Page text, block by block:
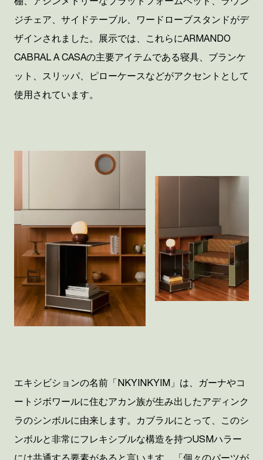
ジチェア、サイドテーブル、ワードローブスタンドがデ
ザインされました。展示では、これらにARMANDO
CABRAL A CASAの主要アイテムである寝具、ブランケ
ット、スリッパ、ピローケースなどがアクセントとして
使用されています。
エキシビションの名前「NKYINKYIM 」は、ガーナやコ
ートジボワールに住むアカン族が生み出したアディンク
ラのシンボルに由来します。カブラルにとって、このシ
ンボルと非常にフレキシブルな構造を持つUSMハラー
には共通する要素があると言います。
「個々のパーツが